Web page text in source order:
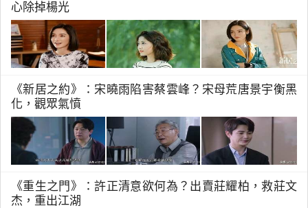
心除掉楊光
《新居之約》：宋曉雨陷害蔡雲峰？宋母荒唐景宇衡黑
化，觀眾氣憤
《重生之門》：許正清意欲何為？出賣莊耀柏，救莊文
杰，重出江湖